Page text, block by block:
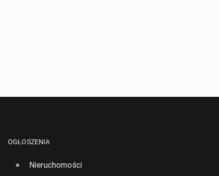
OGŁOSZENIA
Nieruchomości